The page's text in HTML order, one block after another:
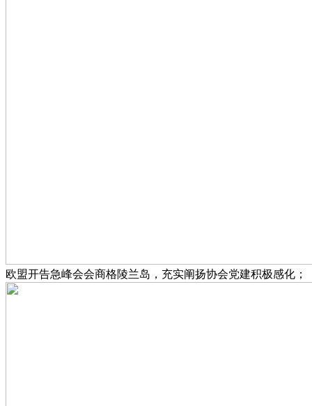
欧盟开告急峰会会商格陵兰岛，充实阐扬协会党建积极感化；